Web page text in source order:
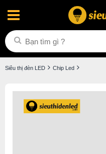
Siêu thị đèn LED Chip Led